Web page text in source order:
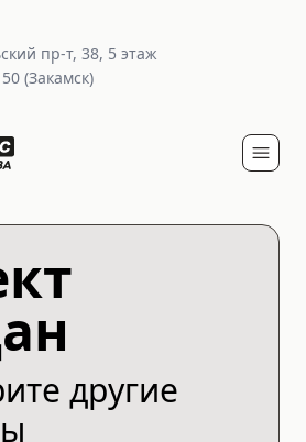
пр-т, 38, 5 этаж
(Закамск)
другие